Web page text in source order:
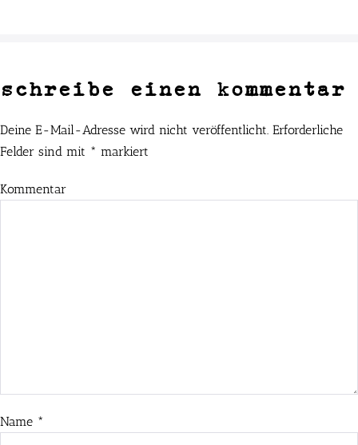
schreibe einen kommentar
Deine E-Mail-Adresse wird nicht veröffentlicht. Erforderliche
Felder sind mit * markiert
Kommentar
Name *